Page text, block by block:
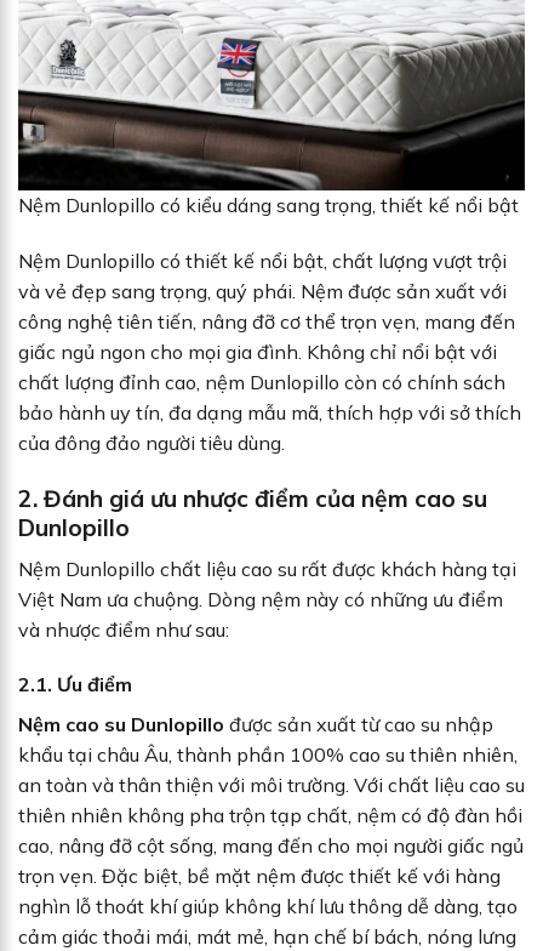
Nệm Dunlopillo có kiểu dáng sang trọng, thiết kế nổi bật
Nệm Dunlopillo có thiết kế nổi bật, chất lượng vượt trội
và vẻ đẹp sang trọng, quý phái. Nệm được sản xuất với
công nghệ tiên tiến, nâng đỡ cơ thể trọn vẹn, mang đến
giấc ngủ ngon cho mọi gia đình. Không chỉ nổi bật với
chất lượng đỉnh cao, nệm Dunlopillo còn có chính sách
bảo hành uy tín, đa dạng mẫu mã, thích hợp với sở thích
của đông đảo người tiêu dùng.
2. Đánh giá ưu nhược điểm của nệm cao su
Dunlopillo
Nệm Dunlopillo chất liệu cao su rất được khách hàng tại
Việt Nam ưa chuộng. Dòng nệm này có những ưu điểm
và nhược điểm như sau:
2.1. Ưu điểm
Nệm cao su Dunlopillo được sản xuất từ cao su nhập
khẩu tại châu Âu, thành phần 100% cao su thiên nhiên,
an toàn và thân thiện với môi trường. Với chất liệu cao su
thiên nhiên không pha trộn tạp chất, nệm có độ đàn hồi
cao, nâng đỡ cột sống, mang đến cho mọi người giấc ngủ
trọn vẹn. Đặc biệt, bề mặt nệm được thiết kế với hàng
nghìn lỗ thoát khí giúp không khí lưu thông dễ dàng, tạo
cảm giác thoải mái, mát mẻ, hạn chế bí bách, nóng lưng